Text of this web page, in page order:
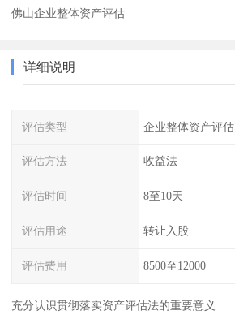
佛山企业整体资产评估
详细说明
评估类型 企业整体资产评估
评估方法 收益法
评估时间 8至10天
评估用途 转让入股
评估费用 8500至12000
充分认识贯彻落实资产评估法的重要意义